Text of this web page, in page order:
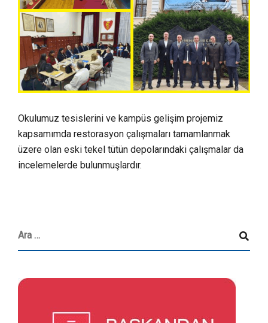
Okulumuz tesislerini ve kampüs gelişim projemiz
kapsamımda restorasyon çalışmaları tamamlanmak
üzere olan eski tekel tütün depolarındaki çalışmalar da
incelemelerde bulunmuşlardır.